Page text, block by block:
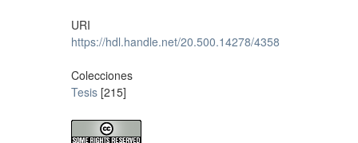
URI
https://hdl.handle.net/20.500.14278/4358
Colecciones
Tesis [215]